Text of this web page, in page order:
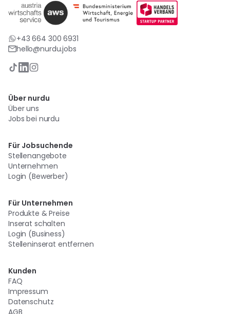
+43 664 300 6931
hello@nurdu.jobs
Über nurdu
Über uns
Jobs bei nurdu
Für Jobsuchende
Stellenangebote
Unternehmen
Login (Bewerber)
Für Unternehmen
Produkte & Preise
Inserat schalten
Login (Business)
Stelleninserat entfernen
Kunden
FAQ
Impressum
Datenschutz
AGB